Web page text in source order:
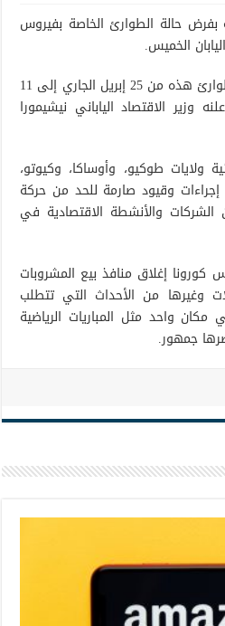
بفرض حالة الطوارئ الخاصة بفيروس
الخميس.
ومن المقرر أن تستمر حالة الطوارئ هذه من 25 إبريل الجاري إلى 11
وزير الاقتصاد الياباني نيشيمورا
ولايات طوكيو، وأوساكا، وكيوتو،
وقيود صارمة للحد من حركة
والأنشطة الاقتصادية في
إغلاق منافذ بيع المشروبات
وغيرها من الأحداث التي تتطلب
واحد مثل المباريات الرياضية
جمهور.